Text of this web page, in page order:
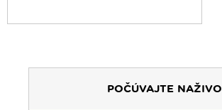
POČÚVAJTE NAŽIVO